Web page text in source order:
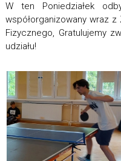
W ten Poniedziałek
współorganizowany wraz
Fizycznego, Gratulujemy
udziału!